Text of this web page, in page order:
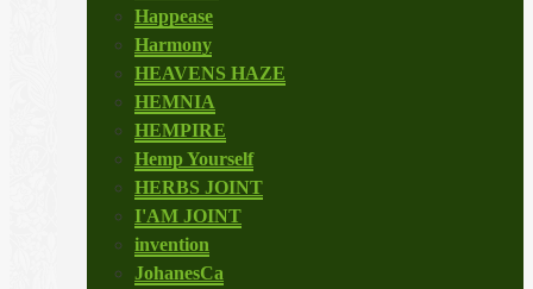
Happease
Harmony
HEAVENS HAZE
HEMNIA
HEMPIRE
Hemp Yourself
HERBS JOINT
I'AM JOINT
invention
JohanesCa